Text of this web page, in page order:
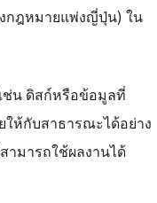
กฎหมายแพ่งญี่ปุ่น) ใน
ช่น ดิสก์หรือข้อมูลที่
ห้กับสาธารณะได้อย่าง
ามารถใช้ผลงานได้